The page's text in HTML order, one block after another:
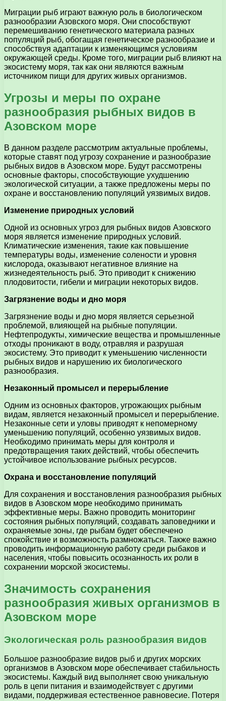
Миграции рыб играют важную роль в биологическом
разнообразии Азовского моря. Они способствуют
перемешиванию генетического материала разных
популяций рыб, обогащая генетическое разнообразие и
способствуя адаптации к изменяющимся условиям
окружающей среды. Кроме того, миграции рыб влияют на
экосистему моря, так как они являются важным
источником пищи для других живых организмов.
Угрозы и меры по охране
разнообразия рыбных видов в
Азовском море
В данном разделе рассмотрим актуальные проблемы,
которые ставят под угрозу сохранение и разнообразие
рыбных видов в Азовском море. Будут рассмотрены
основные факторы, способствующие ухудшению
экологической ситуации, а также предложены меры по
охране и восстановлению популяций уязвимых видов.
Изменение природных условий
Одной из основных угроз для рыбных видов Азовского
моря является изменение природных условий.
Климатические изменения, такие как повышение
температуры воды, изменение солености и уровня
кислорода, оказывают негативное влияние на
жизнедеятельность рыб. Это приводит к снижению
плодовитости, гибели и миграции некоторых видов.
Загрязнение воды и дно моря
Загрязнение воды и дно моря является серьезной
проблемой, влияющей на рыбные популяции.
Нефтепродукты, химические вещества и промышленные
отходы проникают в воду, отравляя и разрушая
экосистему. Это приводит к уменьшению численности
рыбных видов и нарушению их биологического
разнообразия.
Незаконный промысел и перерыбление
Одним из основных факторов, угрожающих рыбным
видам, является незаконный промысел и перерыбление.
Незаконные сети и уловы приводят к непомерному
уменьшению популяций, особенно уязвимых видов.
Необходимо принимать меры для контроля и
предотвращения таких действий, чтобы обеспечить
устойчивое использование рыбных ресурсов.
Охрана и восстановление популяций
Для сохранения и восстановления разнообразия рыбных
видов в Азовском море необходимо принимать
эффективные меры. Важно проводить мониторинг
состояния рыбных популяций, создавать заповедники и
охраняемые зоны, где рыбам будет обеспечено
спокойствие и возможность размножаться. Также важно
проводить информационную работу среди рыбаков и
населения, чтобы повысить осознанность их роли в
сохранении морской экосистемы.
Значимость сохранения
разнообразия живых организмов в
Азовском море
Экологическая роль разнообразия видов
Большое разнообразие видов рыб и других морских
организмов в Азовском море обеспечивает стабильность
экосистемы. Каждый вид выполняет свою уникальную
роль в цепи питания и взаимодействует с другими
видами, поддерживая естественное равновесие. Потеря